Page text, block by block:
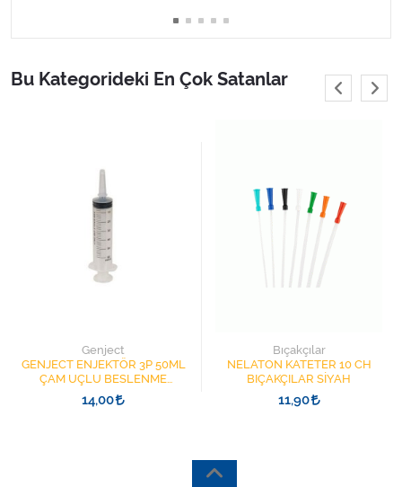
Bu Kategorideki En Çok Satanlar
Genject
GENJECT ENJEKTÖR 3P 50ML
ÇAM UÇLU BESLENME
ŞIRINGASI 1852412 KATATER
UÇLU
14,00
Bıçakçılar
NELATON KATETER 10 CH
BIÇAKÇILAR SİYAH
11,90